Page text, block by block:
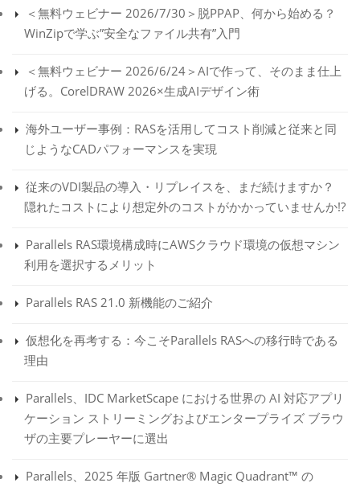
＜無料ウェビナー 2026/7/30＞脱PPAP、何から始める？
WinZipで学ぶ”安全なファイル共有”入門
＜無料ウェビナー 2026/6/24＞AIで作って、そのまま仕上
げる。CorelDRAW 2026×生成AIデザイン術
海外ユーザー事例：RASを活用してコスト削減と従来と同
じようなCADパフォーマンスを実現
従来のVDI製品の導入・リプレイスを、まだ続けますか？
隠れたコストにより想定外のコストがかかっていませんか!?
Parallels RAS環境構成時にAWSクラウド環境の仮想マシン
利用を選択するメリット
Parallels RAS 21.0 新機能のご紹介
仮想化を再考する：今こそParallels RASへの移行時である
理由
Parallels、IDC MarketScape における世界の AI 対応アプリ
ケーション ストリーミングおよびエンタープライズ ブラウ
ザの主要プレーヤーに選出
Parallels、2025 年版 Gartner® Magic Quadrant™ の